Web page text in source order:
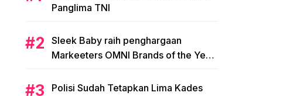
Panglima TNI
Sleek Baby raih penghargaan
Markeeters OMNI Brands of the Year
Polisi Sudah Tetapkan Lima Kades